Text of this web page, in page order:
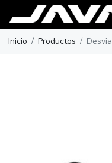
Inicio Productos